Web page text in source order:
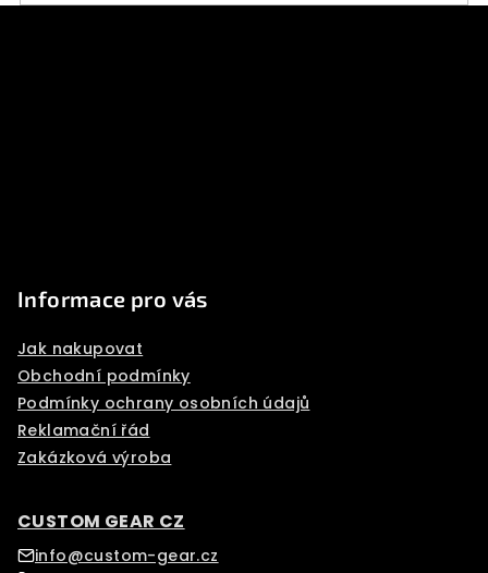
Informace pro vás
Jak nakupovat
Obchodní podmínky
Podmínky ochrany osobních údajů
Reklamační řád
Zakázková výroba
CUSTOM GEAR CZ
info@custom-gear.cz